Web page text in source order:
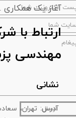
ارسال
آغاز یک همکاری
ارتباط با
مهندسی
نشانی
آدرس: تهران،